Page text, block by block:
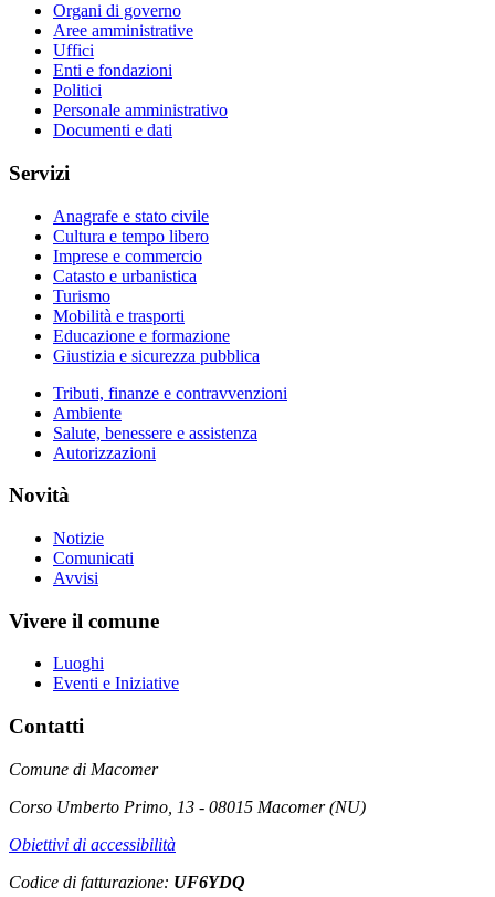
Organi di governo
Aree amministrative
Uffici
Enti e fondazioni
Politici
Personale amministrativo
Documenti e dati
Servizi
Anagrafe e stato civile
Cultura e tempo libero
Imprese e commercio
Catasto e urbanistica
Turismo
Mobilità e trasporti
Educazione e formazione
Giustizia e sicurezza pubblica
Tributi, finanze e contravvenzioni
Ambiente
Salute, benessere e assistenza
Autorizzazioni
Novità
Notizie
Comunicati
Avvisi
Vivere il comune
Luoghi
Eventi e Iniziative
Contatti
Comune di Macomer
Corso Umberto Primo, 13 - 08015 Macomer (NU)
Obiettivi di accessibilità
Codice di fatturazione: UF6YDQ